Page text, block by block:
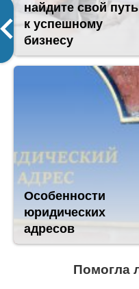
найдите свой путь
к успешному
бизнесу
Особенности
юридических
адресов
Помогла